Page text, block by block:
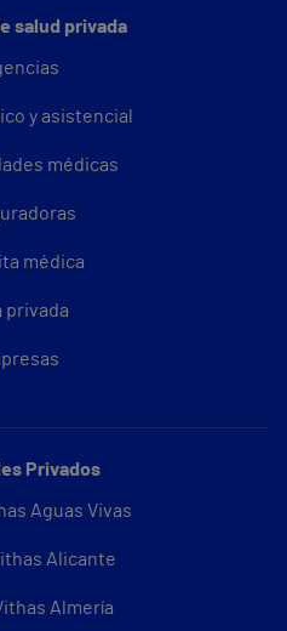
salud privada
y asistencial
médicas
médica
privada
Privados
Aguas Vivas
Alicante
Almería